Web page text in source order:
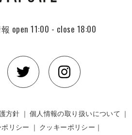
open 11:00 - close 18:00
方針 ｜ 個人情報の取り扱いについて ｜
リシー ｜ クッキーポリシー｜